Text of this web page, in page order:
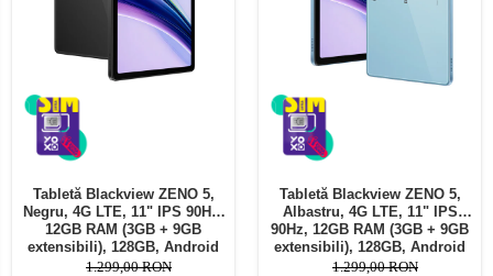
Tabletă Blackview ZENO 5,
Negru, 4G LTE, 11" IPS 90Hz,
12GB RAM (3GB + 9GB
extensibili), 128GB, Android
16, Unisoc T7250, 8300mAh,
1.299,00 RON
Tabletă Blackview ZENO 5,
Albastru, 4G LTE, 11" IPS
90Hz, 12GB RAM (3GB + 9GB
extensibili), 128GB, Android
16, Unisoc T7250, 8300mAh,
1.299,00 RON